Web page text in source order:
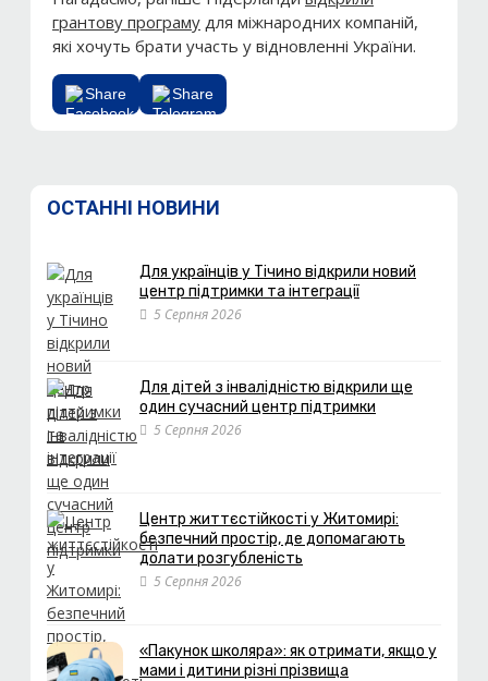
грантову програму для міжнародних компаній,
які хочуть брати участь у відновленні України.
Share Share
ОСТАННІ НОВИНИ
Для українців у Тічино відкрили новий
центр підтримки та інтеграції
5 Серпня 2026
Для дітей з інвалідністю відкрили ще
один сучасний центр підтримки
5 Серпня 2026
Центр життєстійкості у Житомирі:
безпечний простір, де допомагають
долати розгубленість
5 Серпня 2026
«Пакунок школяра»: як отримати, якщо у
мами і дитини різні прізвища